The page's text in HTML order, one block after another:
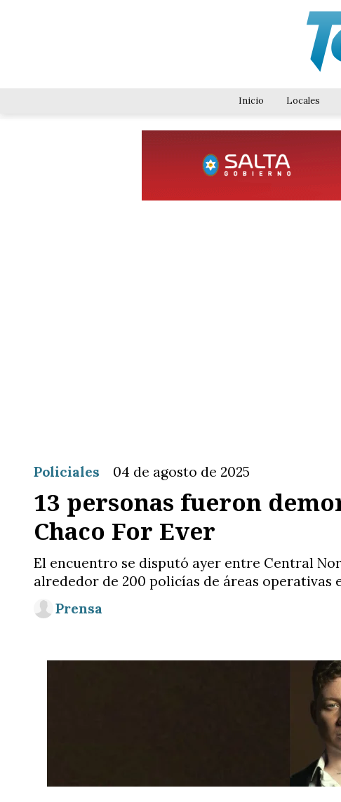
Inicio Locales
13 personas fueron
Chaco For Ever
El encuentro se disputó ayer entre Central
alrededor de 200 policías de áreas operativas
Policiales 04 de agosto de 2025
Prensa